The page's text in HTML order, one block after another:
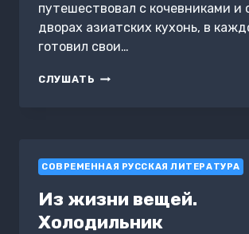
путешествовал с кочевниками и
дворах азиатских кухонь, в
готовил свои…
СЛУШАТЬ ИЗ
СОВРЕМЕННАЯ РУССКАЯ ЛИТЕРАТУРА
Из жизни вещей.
Холодильник